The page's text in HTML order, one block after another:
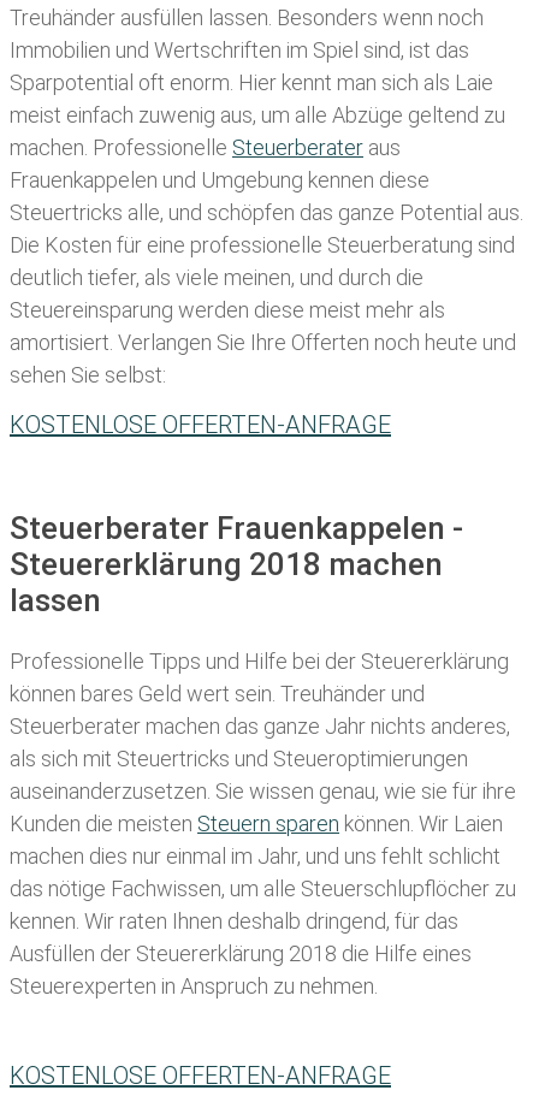
Treuhänder ausfüllen lassen . Besonders wenn noch
Immobilien und Wertschriften im Spiel sind, ist das
Sparpotential oft enorm. Hier kennt man sich als Laie
meist einfach zuwenig aus, um alle Abzüge geltend zu
machen. Professionelle Steuerberater aus
Frauenkappelen und Umgebung kennen diese
Steuertricks alle, und schöpfen das ganze Potential aus.
Die Kosten für eine professionelle Steuerberatung sind
deutlich tiefer, als viele meinen, und durch die
Steuereinsparung werden diese meist mehr als
amortisiert. Verlangen Sie Ihre Offerten noch heute und
sehen Sie selbst:
KOSTENLOSE OFFERTEN-ANFRAGE
Steuerberater Frauenkappelen -
Steuererklärung 2018 machen
lassen
Professionelle Tipps und Hilfe bei der Steuererklärung
können bares Geld wert sein. Treuhänder und
Steuerberater machen das ganze Jahr nichts anderes,
als sich mit Steuertricks und Steueroptimierungen
auseinanderzusetzen. Sie wissen genau, wie sie für ihre
Kunden die meisten Steuern sparen können. Wir Laien
machen dies nur einmal im Jahr, und uns fehlt schlicht
das nötige Fachwissen, um alle Steuerschlupflöcher zu
kennen. Wir raten Ihnen deshalb dringend, für das
Ausfüllen der Steuererklärung 2018 die Hilfe eines
Steuerexperten in Anspruch zu nehmen.
KOSTENLOSE OFFERTEN-ANFRAGE